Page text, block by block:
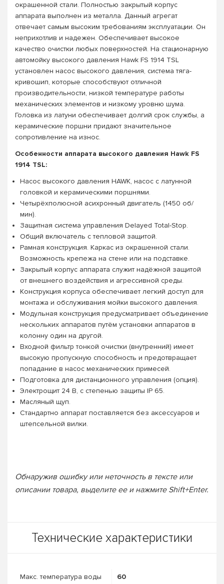
окрашенной стали. Полностью закрытый корпус
аппарата выполнен из металла. Данный агрегат
отвечает самым высоким требованиям эксплуатации. Он
неприхотлив и надежен. Обеспечивает высокое
качество очистки любых поверхностей. На стационарную
автомойку высокого давления Hawk FS 1914 TSL
установлен насос высокого давления, система тяга-
кривошип, которые способствуют отличной
производительности, низкой температуре работы
механических элементов и низкому уровню шума.
Головка из латуни обеспечивает долгий срок службы, а
керамические поршни придают значительное
сопротивление на износ.
Особенности аппарата высокого давления Hawk FS
1914 TSL:
Насос высокого давления HAWK, насос с латунной
головкой и керамическими поршнями.
Четырёхполюсной асихронный двигатель (1450 об/
мин).
Защитная система управления Delayed Total-Stop.
Общий включатель с тепловой защитой.
Рамная конструкция. Каркас из окрашенной стали.
Возможность крепежа на стене или на подставке.
Закрытый корпус аппарата служит надёжной защитой
от внешнего воздействия и агрессивной среды.
Конструкция корпуса обеспечивает легкий доступ для
монтажа и обслуживания мойки высокого давления.
Модульная конструкция предусматривает объединение
нескольких аппаратов путём установки аппаратов в
колонну один на другой.
Входной фильтр тонкой очистки (внутренний) имеет
высокую пропускную способность и предотвращает
попадание в насос механических примесей.
Подготовка для дистанционного управления (опция).
Электрощит 24 В, с степенью защиты IP 65.
Масляный щуп.
Стандартно аппарат поставляется без аксессуаров и
штепсельной вилки.
Обнаружив ошибку или неточность в тексте или
описании товара, выделите ее и нажмите Shift+Enter.
Технические характеристики
Макс. температура воды
60